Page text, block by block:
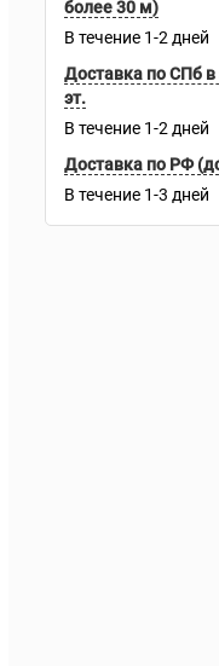
более 30 м)
В течение 1-2 дней
Доставка по СПб
эт.
В течение 1-2 дней
Доставка по РФ
В течение 1-3 дней